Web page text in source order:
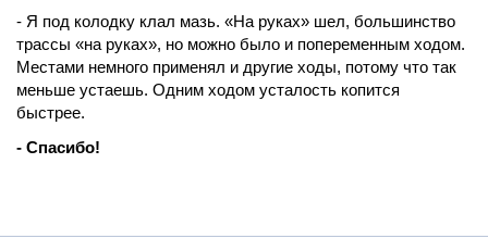
- Я под колодку клал мазь. «На руках» шел, большинство
трассы «на руках», но можно было и попеременным ходом.
Местами немного применял и другие ходы, потому что так
меньше устаешь. Одним ходом усталость копится
быстрее.
- Спасибо!